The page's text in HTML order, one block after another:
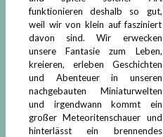
funktionieren deshalb so gut,
weil wir von klein auf fasziniert
davon sind. Wir erwecken
unsere Fantasie zum Leben,
kreieren, erleben Geschichten
und Abenteuer in unseren
nachgebauten Miniaturwelten
und irgendwann kommt ein
großer Meteoritenschauer und
hinterlässt ein brennendes